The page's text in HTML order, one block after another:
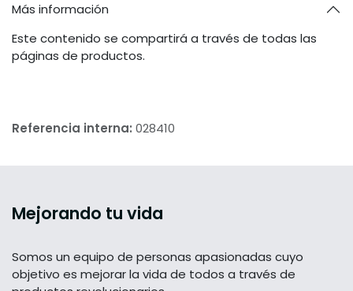
Más información
Este contenido se compartirá a través de todas las
páginas de productos.
Referencia interna: 028410
Mejorando tu vida
Somos un equipo de personas apasionadas cuyo
objetivo es mejorar la vida de todos a través de